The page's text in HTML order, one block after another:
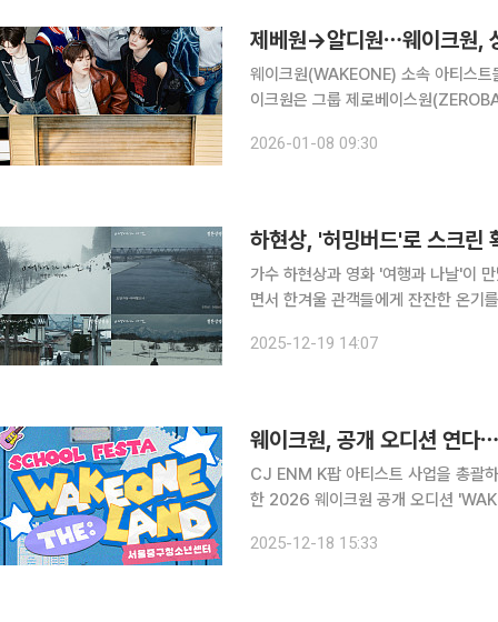
제베원→알디원⋯웨이크원,
웨이크원(WAKEONE) 소속 아티스트
이크원은 그룹 제로베이스원
스트를 아우르는 다층적 포트폴리오
2026-01-08 09:30
가수 하현상과 영화 '여행과 나날'이
면서 한겨울 관객들에게 잔잔한 온기를 전할 전망이다. 19일 웨이
트 영상을 결합한 컬래버레이션 뮤직
2025-12-19 14:07
웨이크원, 공개 오디션 연
CJ ENM K팝 아티스트 사업을 총괄
한 2026 웨이크원 공개 오디션
비주얼, 특기 등이다. 200
2025-12-18 15:33